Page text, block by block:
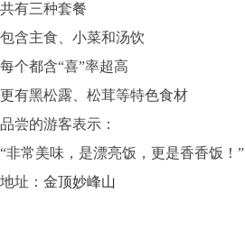
共有三种套餐
包含主食、小菜和汤饮
每个都含“喜”率超高
更有黑松露、松茸等特色食材
品尝的游客表示：
“非常美味，是漂亮饭，更是香香饭！”
地址： 金顶妙峰山